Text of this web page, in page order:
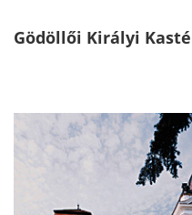
Gödöllői Királyi